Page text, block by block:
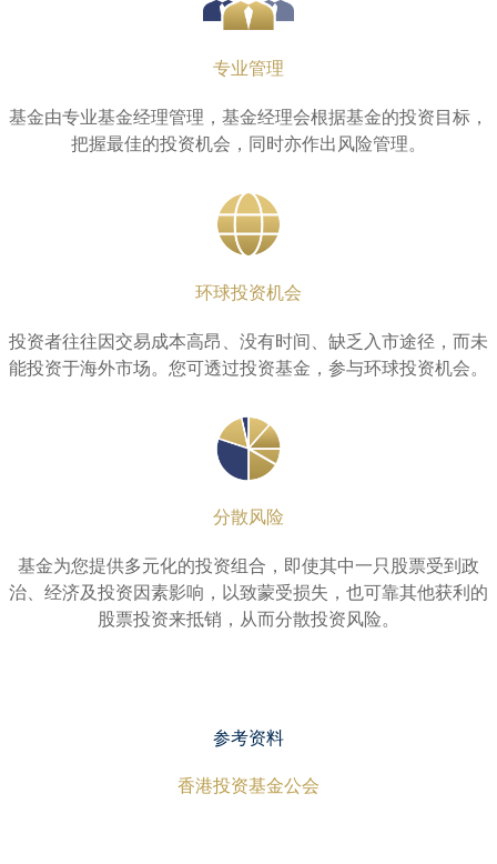
专业管理
基金由专业基金经理管理，基金经理会根据基金的投资目标，
把握最佳的投资机会，同时亦作出风险管理。
环球投资机会
投资者往往因交易成本高昂、没有时间、缺乏入市途径，而未
能投资于海外市场。您可透过投资基金，参与环球投资机会。
分散风险
基金为您提供多元化的投资组合，即使其中一只股票受到政
治、经济及投资因素影响，以致蒙受损失，也可靠其他获利的
股票投资来抵销，从而分散投资风险。
参考资料
香港投资基金公会